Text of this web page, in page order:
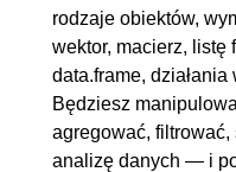
rodzaje obiektów,
wektor, macierz, listę
data.frame,
Będziesz
agregować, filtrować,
analizę danych — i